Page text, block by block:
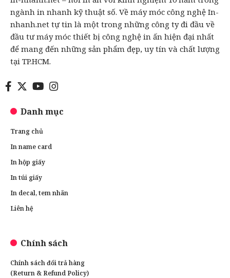
ngành in nhanh kỹ thuật số. Về máy móc công nghệ In-
nhanh.net tự tin là một trong những công ty đi đầu về
đầu tư máy móc thiết bị công nghệ in ấn hiện đại nhất
để mang đến những sản phẩm đẹp, uy tín và chất lượng
tại TP.HCM.
Danh mục
Trang chủ
In name card
In hộp giấy
In túi giấy
In decal, tem nhãn
Liên hệ
Chính sách
Chính sách đổi trả hàng
(Return & Refund Policy)